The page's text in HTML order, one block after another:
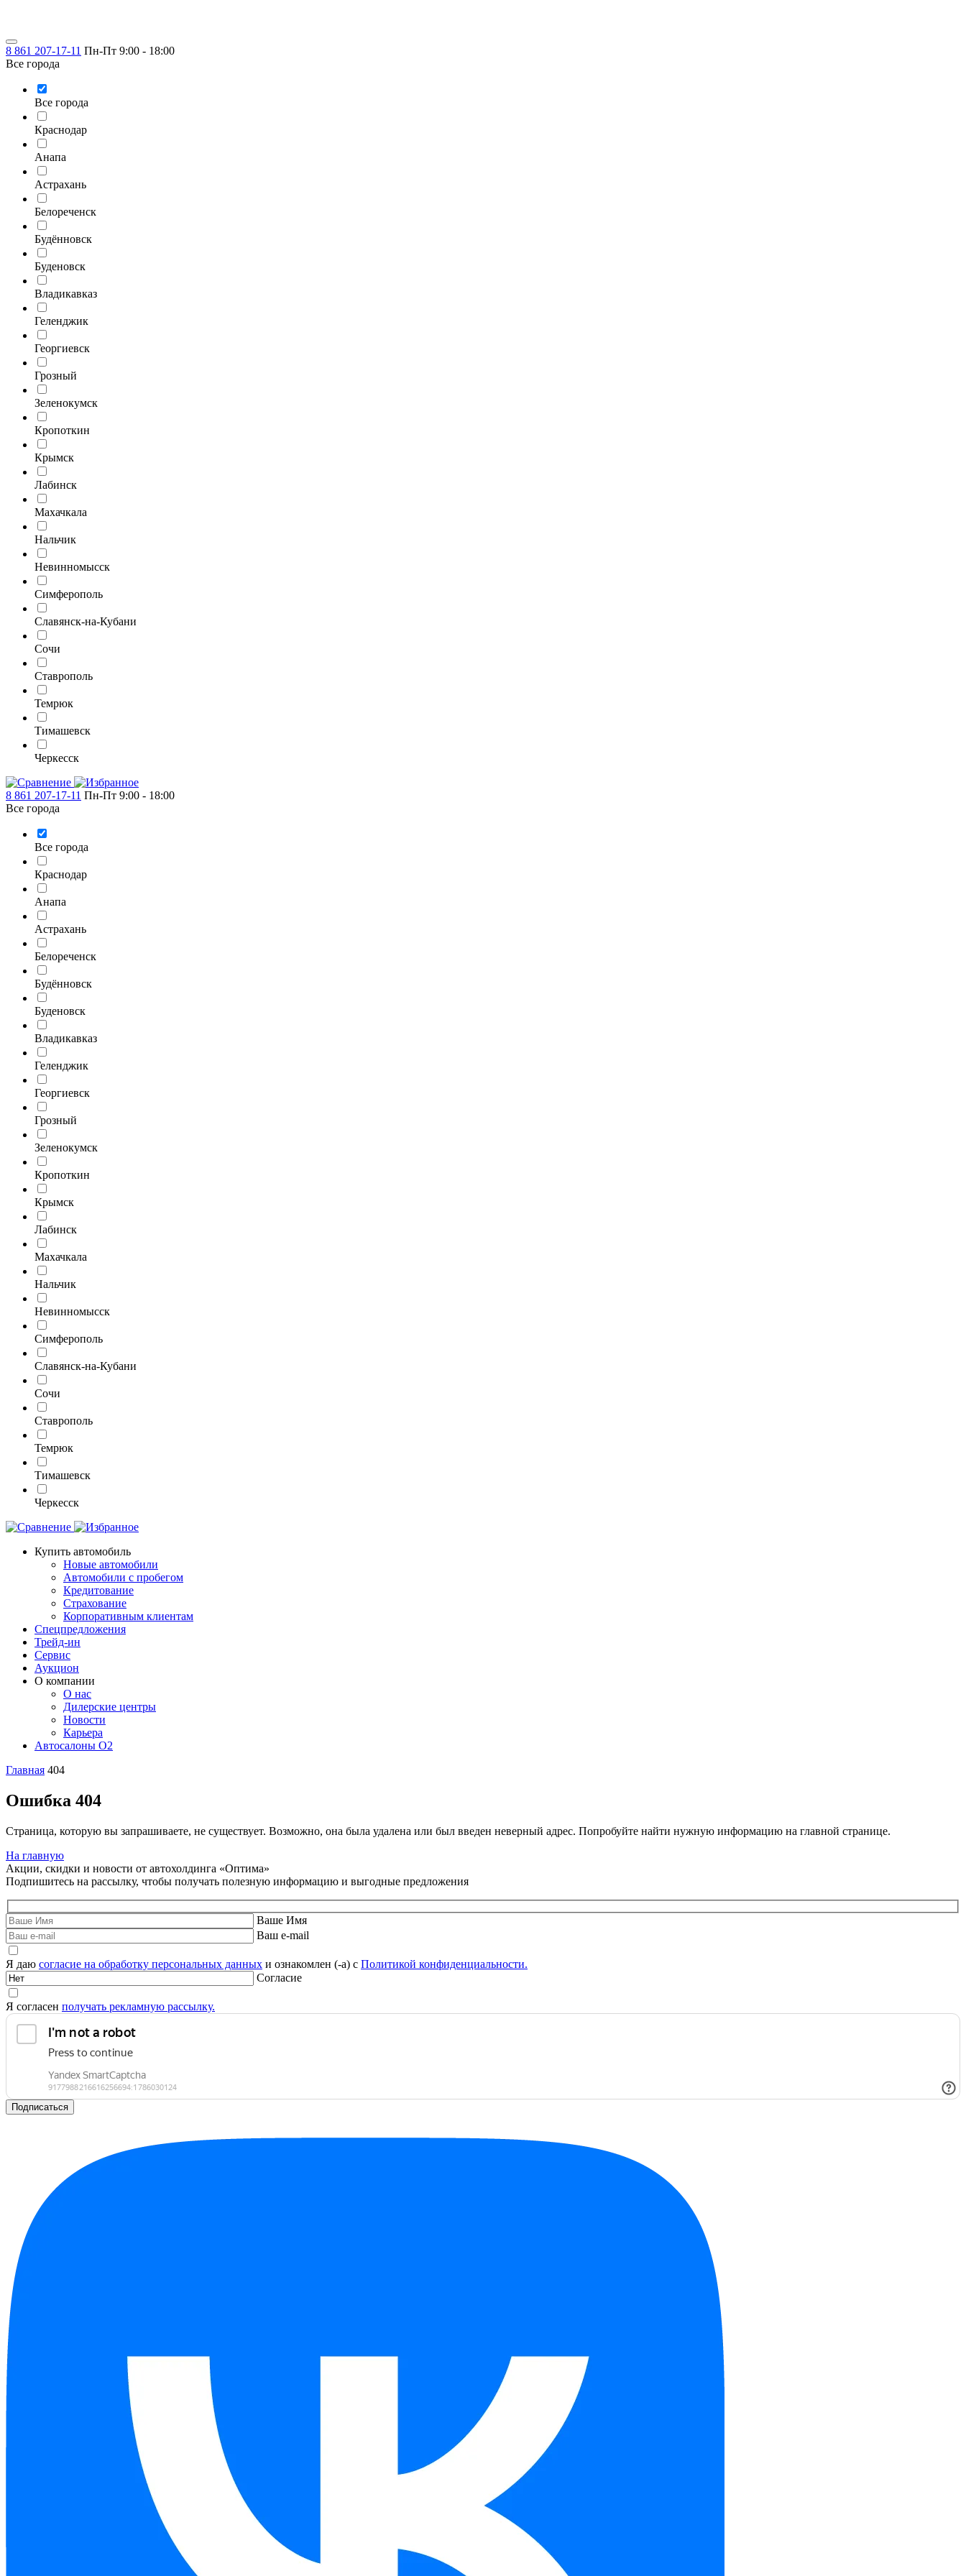
8 861 207-17-11 Пн-Пт 9:00 - 18:00
Все города
Все города
Краснодар
Анапа
Астрахань
Белореченск
Будённовск
Буденовск
Владикавказ
Геленджик
Георгиевск
Грозный
Зеленокумск
Кропоткин
Крымск
Лабинск
Махачкала
Нальчик
Невинномысск
Симферополь
Славянск-на-Кубани
Сочи
Ставрополь
Темрюк
Тимашевск
Черкесск
8 861 207-17-11 Пн-Пт 9:00 - 18:00
Все города
Все города
Краснодар
Анапа
Астрахань
Белореченск
Будённовск
Буденовск
Владикавказ
Геленджик
Георгиевск
Грозный
Зеленокумск
Кропоткин
Крымск
Лабинск
Махачкала
Нальчик
Невинномысск
Симферополь
Славянск-на-Кубани
Сочи
Ставрополь
Темрюк
Тимашевск
Черкесск
Купить автомобиль
Новые автомобили
Автомобили с пробегом
Кредитование
Страхование
Корпоративным клиентам
Спецпредложения
Трейд-ин
Сервис
Аукцион
О компании
О нас
Дилерские центры
Новости
Карьера
Автосалоны O2
Главная 404
Ошибка 404
Страница, которую вы запрашиваете, не существует. Возможно, она была удалена или был введен неверный адрес. Попробуйте найти нужную информацию на главной странице.
На главную
Акции, скидки и новости от автохолдинга «Оптима»
Подпишитесь на рассылку, чтобы получать полезную информацию и выгодные предложения
Ваше Имя
Ваш e-mail
Я даю согласие на обработку персональных данных и ознакомлен (-а) с Политикой конфиденциальности.
Согласие
Я согласен получать рекламную рассылку.